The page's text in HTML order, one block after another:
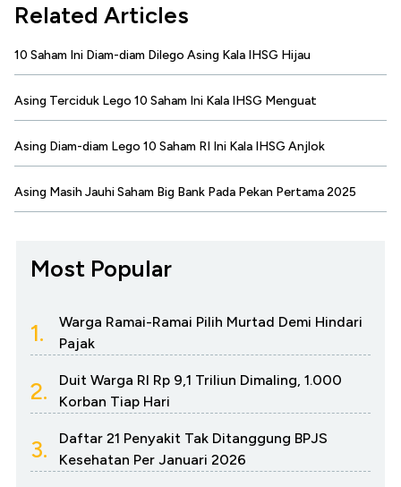
Related Articles
10 Saham Ini Diam-diam Dilego Asing Kala IHSG Hijau
Asing Terciduk Lego 10 Saham Ini Kala IHSG Menguat
Asing Diam-diam Lego 10 Saham RI Ini Kala IHSG Anjlok
Asing Masih Jauhi Saham Big Bank Pada Pekan Pertama 2025
Most Popular
1.
Warga Ramai-Ramai Pilih Murtad Demi Hindari
Pajak
2.
Duit Warga RI Rp 9,1 Triliun Dimaling, 1.000
Korban Tiap Hari
3.
Daftar 21 Penyakit Tak Ditanggung BPJS
Kesehatan Per Januari 2026